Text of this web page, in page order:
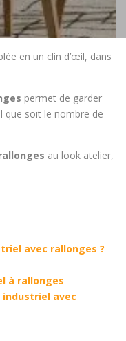
en un clin d’œil, dans
permet de garder
que soit le nombre de
au look atelier,
avec rallonges ?
à rallonges
industriel avec